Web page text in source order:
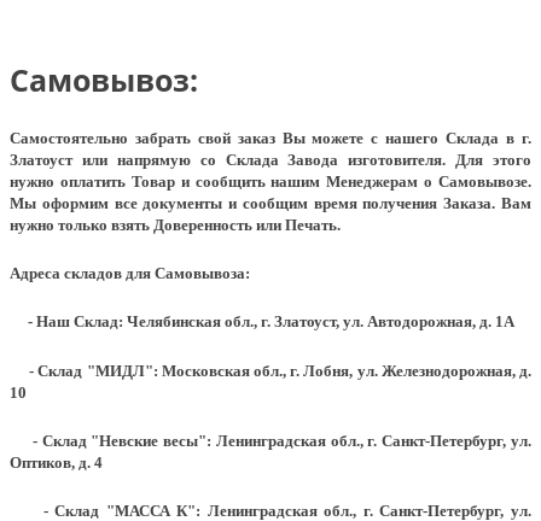
Самовывоз:
Самостоятельно забрать свой заказ Вы можете с нашего Склада в г.
Златоуст или напрямую со Склада Завода изготовителя. Для этого
нужно оплатить Товар и сообщить нашим Менеджерам о Самовывозе.
Мы оформим все документы и сообщим время получения Заказа. Вам
нужно только взять Доверенность или Печать.
Адреса складов для Самовывоза:
- Наш Склад: Челябинская обл., г. Златоуст, ул. Автодорожная, д. 1А
- Склад "МИДЛ": Московская обл., г. Лобня, ул. Железнодорожная, д.
10
- Склад "Невские весы": Ленинградская обл., г. Санкт-Петербург, ул.
Оптиков, д. 4
- Склад "МАССА К": Ленинградская обл., г. Санкт-Петербург, ул.